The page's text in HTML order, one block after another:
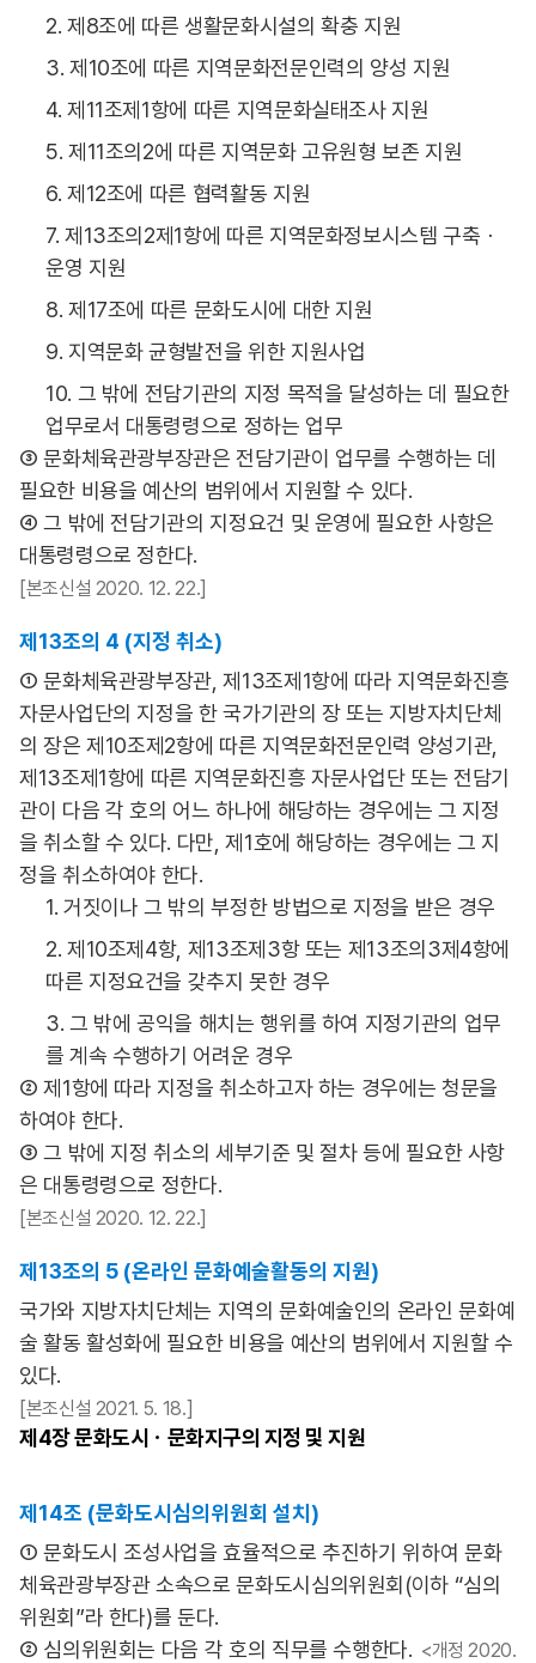
2. 제8조에 따른 생활문화시설의 확충 지원
3. 제10조에 따른 지역문화전문인력의 양성 지원
4. 제11조제1항에 따른 지역문화실태조사 지원
5. 제11조의2에 따른 지역문화 고유원형 보존 지원
6. 제12조에 따른 협력활동 지원
7. 제13조의2제1항에 따른 지역문화정보시스템 구축ㆍ
운영 지원
8. 제17조에 따른 문화도시에 대한 지원
9. 지역문화 균형발전을 위한 지원사업
10. 그 밖에 전담기관의 지정 목적을 달성하는 데 필요한
업무로서 대통령령으로 정하는 업무
③ 문화체육관광부장관은 전담기관이 업무를 수행하는 데
필요한 비용을 예산의 범위에서 지원할 수 있다.
④ 그 밖에 전담기관의 지정요건 및 운영에 필요한 사항은
대통령령으로 정한다.
[본조신설 2020. 12. 22.]
제13조의 4 (지정 취소)
① 문화체육관광부장관, 제13조제1항에 따라 지역문화진흥
자문사업단의 지정을 한 국가기관의 장 또는 지방자치단체
의 장은 제10조제2항에 따른 지역문화전문인력 양성기관,
제13조제1항에 따른 지역문화진흥 자문사업단 또는 전담기
관이 다음 각 호의 어느 하나에 해당하는 경우에는 그 지정
을 취소할 수 있다. 다만, 제1호에 해당하는 경우에는 그 지
정을 취소하여야 한다.
1. 거짓이나 그 밖의 부정한 방법으로 지정을 받은 경우
2. 제10조제4항, 제13조제3항 또는 제13조의3제4항에
따른 지정요건을 갖추지 못한 경우
3. 그 밖에 공익을 해치는 행위를 하여 지정기관의 업무
를 계속 수행하기 어려운 경우
② 제1항에 따라 지정을 취소하고자 하는 경우에는 청문을
하여야 한다.
③ 그 밖에 지정 취소의 세부기준 및 절차 등에 필요한 사항
은 대통령령으로 정한다.
[본조신설 2020. 12. 22.]
제13조의 5 (온라인 문화예술활동의 지원)
국가와 지방자치단체는 지역의 문화예술인의 온라인 문화예
술 활동 활성화에 필요한 비용을 예산의 범위에서 지원할 수
있다.
[본조신설 2021. 5. 18.]
제4장문화도시ㆍ문화지구의 지정 및 지원
제14조 (문화도시심의위원회 설치)
① 문화도시 조성사업을 효율적으로 추진하기 위하여 문화
체육관광부장관 소속으로 문화도시심의위원회(이하 “심의
위원회”라 한다)를 둔다.
② 심의위원회는 다음 각 호의 직무를 수행한다. <개정 2020.